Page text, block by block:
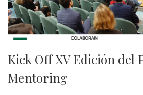
Kick Off XV Edición del
Mentoring